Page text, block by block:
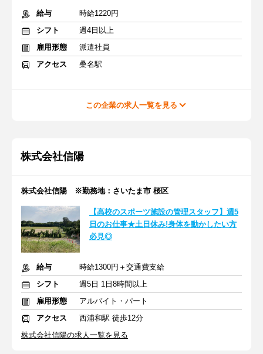
給与
時給1220円
シフト
週4日以上
雇用形態
派遣社員
アクセス
桑名駅
この企業の求人一覧を見る
株式会社信陽
株式会社信陽 ※勤務地：さいたま市 桜区
【高校のスポーツ施設の管理スタッフ】週5
日のお仕事★土日休み!身体を動かしたい方
必見◎
給与
時給1300円＋交通費支給
シフト
週5日 1日8時間以上
雇用形態
アルバイト・パート
アクセス
西浦和駅 徒歩12分
株式会社信陽の求人一覧を見る